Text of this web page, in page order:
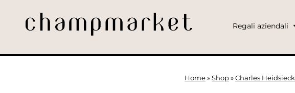
Regali aziendali
Home » Shop » Charles Heidsieck